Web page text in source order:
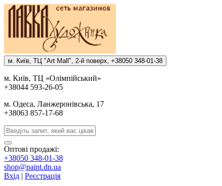
м. Киïв, ТЦ "Art Mall", 2-й поверх, +38050 348-01-38
м. Киïв, ТЦ «Олiмпiйський»
+38044 593-26-05
м. Одеса, Ланжеронiвська, 17
+38063 857-17-68
Оптові продажі:
+38050 348-01-38
shop@paint.dn.ua
Вхід | Реєстрація